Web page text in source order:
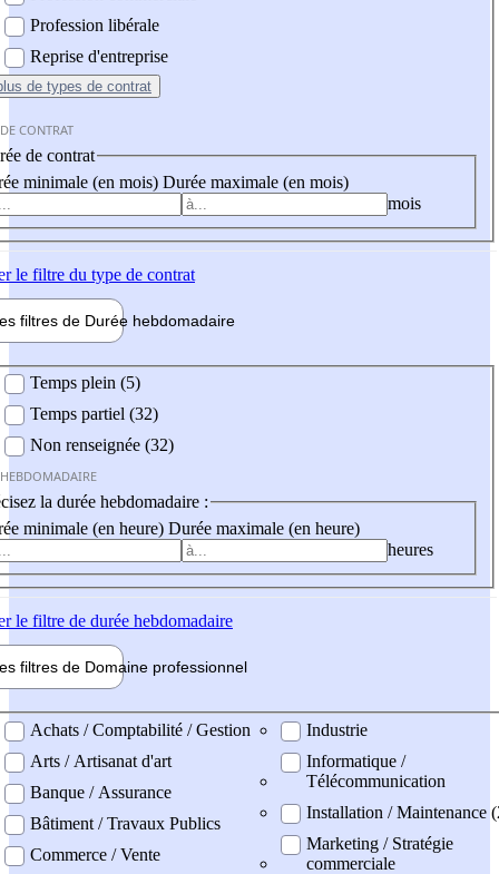
Profession libérale
Reprise d'entreprise
de types de contrat
CONTRAT
de contrat
minimale (en mois) Durée maximale (en mois)
mois
le filtre du type de contrat
filtres de Durée hebdomadaire
Temps plein (5)
Temps partiel (32)
Non renseignée (32)
la durée hebdomadaire :
minimale (en heure) Durée maximale (en heure)
heures
le filtre de durée hebdomadaire
filtres de Domaine professionnel
professionel
Achats / Comptabilité / Gestion
Arts / Artisanat d'art
Banque / Assurance
Bâtiment / Travaux Publics
Commerce / Vente
Industrie
Informatique /
Télécommunication
Installation / Maintenance
Marketing / Stratégie
commerciale